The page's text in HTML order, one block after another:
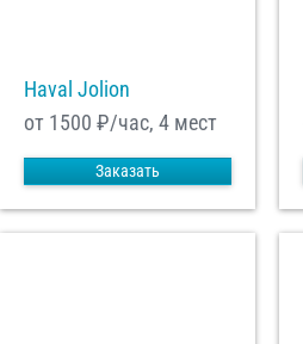
Haval Jolion
от 1500 ₽/час, 4 мест
Заказать